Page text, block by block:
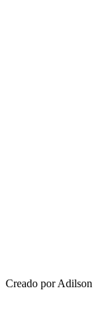
Creado por Adilson